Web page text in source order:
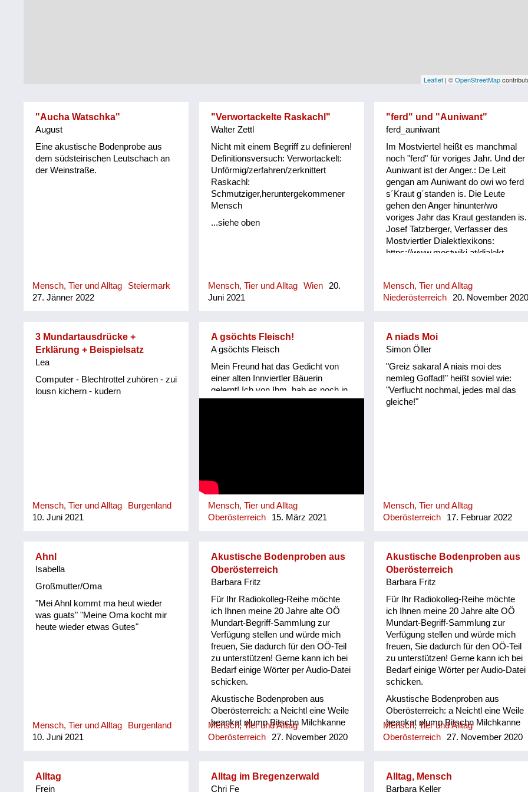
Leaflet | ©OpenStreetMap
"Aucha Watschka"
August
Eine akustische Bodenprobe aus
dem südsteirischen Leutschach an
der Weinstraße.
Mensch, Tier und Alltag
Steiermark
27. Jänner 2022
"Verwortackelte Raskachl"
Walter Zettl
Nicht mit einem Begriff zu definieren!
Definitionsversuch: Verwortackelt:
Unförmig/zerfahren/zerknittert
Raskachl:
Schmutziger,heruntergekommener
Mensch
...siehe oben
Mensch, Tier und Alltag Wien
20.
Juni 2021
"ferd" und "Auniwant"
ferd_auniwant
Im Mostviertel heißt es manchmal
noch "ferd" für voriges Jahr. Und der
Auniwant ist der Anger.: De Leit
gengan am Auniwant do owi wo ferd
s´Kraut g´standen is. Die Leute
gehen den Anger hinunter/wo
voriges Jahr das Kraut gestanden is.
Josef Tatzberger, Verfasser des
Mostviertler Dialektlexikons:
https://www.mostwiki.at/dialekt
Mensch, Tier und Alltag
Niederösterreich
20. November
3 Mundartausdrücke +
Erklärung + Beispielsatz
Lea
Computer - Blechtrottel zuhören - zui
lousn kichern - kudern
Mensch, Tier und Alltag
Burgenland
10. Juni 2021
A gsöchts Fleisch!
A gsöchts Fleisch
Mein Freund hat das Gedicht von
einer alten Innviertler Bäuerin
gelernt! Ich von Ihm, hab es noch in
Mensch, Tier und Alltag
Oberösterreich
15. März 2021
A niads Moi
Simon Öller
"Greiz sakara! A niais moi des
nemleg Goffad!" heißt soviel wie:
"Verflucht nochmal, jedes mal das
gleiche!"
Mensch, Tier und Alltag
Oberösterreich
17. Februar 2022
Ahnl
Isabella
Großmutter/Oma
"Mei Ahnl kommt ma heut wieder
was guats" "Meine Oma kocht mir
heute wieder etwas Gutes"
Mensch, Tier und Alltag
Burgenland
10. Juni 2021
Akustische Bodenproben aus
Oberösterreich
Barbara Fritz
Für Ihr Radiokolleg-Reihe möchte
ich Ihnen meine 20 Jahre alte OÖ
Mundart-Begriff-Sammlung zur
Verfügung stellen und würde mich
freuen, Sie dadurch für den OÖ-Teil
zu unterstützen! Gerne kann ich bei
Bedarf einige Wörter per Audio-Datei
schicken.
Akustische Bodenproben aus
Oberösterreich: a Neichtl eine Weile
beankat plump Bitschn Milchkanne
böfeln/ böfön vor sich her schimpfen/
jemandem hin Degal/ Tatsal kleines
Mensch, Tier und Alltag
Oberösterreich
27. November 2020
Akustische Bodenproben aus
Oberösterreich
Barbara Fritz
Für Ihr Radiokolleg-Reihe möchte
ich Ihnen meine 20 Jahre alte OÖ
Mundart-Begriff-Sammlung zur
Verfügung stellen und würde mich
freuen, Sie dadurch für den OÖ-Teil
zu unterstützen! Gerne kann ich bei
Bedarf einige Wörter per Audio-Datei
schicken.
Akustische Bodenproben aus
Oberösterreich: a Neichtl eine Weile
beankat plump Bitschn Milchkanne
böfeln/ böfön vor sich her schimpfen/
jemandem hin Degal/ Tatsal kleines
Mensch, Tier und Alltag
Oberösterreich
27. November 2020
Alltag
Frein
Alltag im Bregenzerwald
Chri Fe
Alltag, Mensch
Barbara Keller